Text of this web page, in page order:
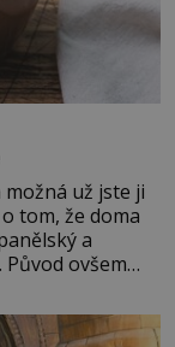
už jste ji
tom, že doma
a
Původ ovšem
a k tomu